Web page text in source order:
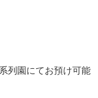
列園にてお預け可能